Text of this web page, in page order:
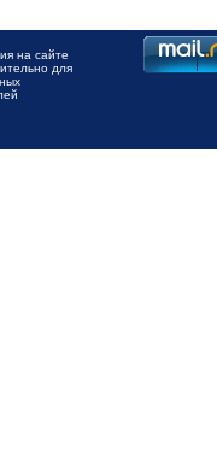
на сайте
для